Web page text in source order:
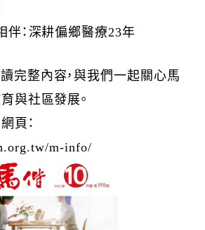
伴：深耕偏鄉醫療23年
完整內容，與我們一起關心馬
與社區發展。
頁：
m-info/